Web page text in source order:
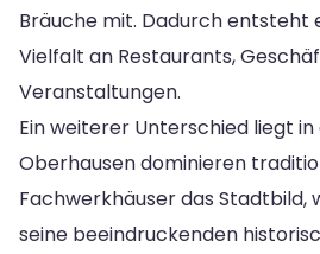
Bräuche mit. Dadurch entsteht
Vielfalt an Restaurants,
Veranstaltungen.
Ein weiterer Unterschied liegt
Oberhausen dominieren
Fachwerkhäuser das Stadtbild,
seine beeindruckenden